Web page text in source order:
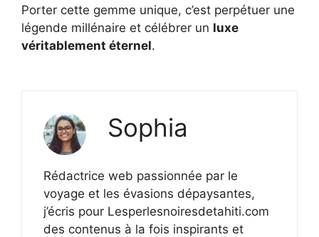
Porter cette gemme unique, c’est perpétuer une
légende millénaire et célébrer un luxe
véritablement éternel.
Sophia
Rédactrice web passionnée par le
voyage et les évasions dépaysantes,
j’écris pour Lesperlesnoiresdetahiti.com
des contenus à la fois inspirants et